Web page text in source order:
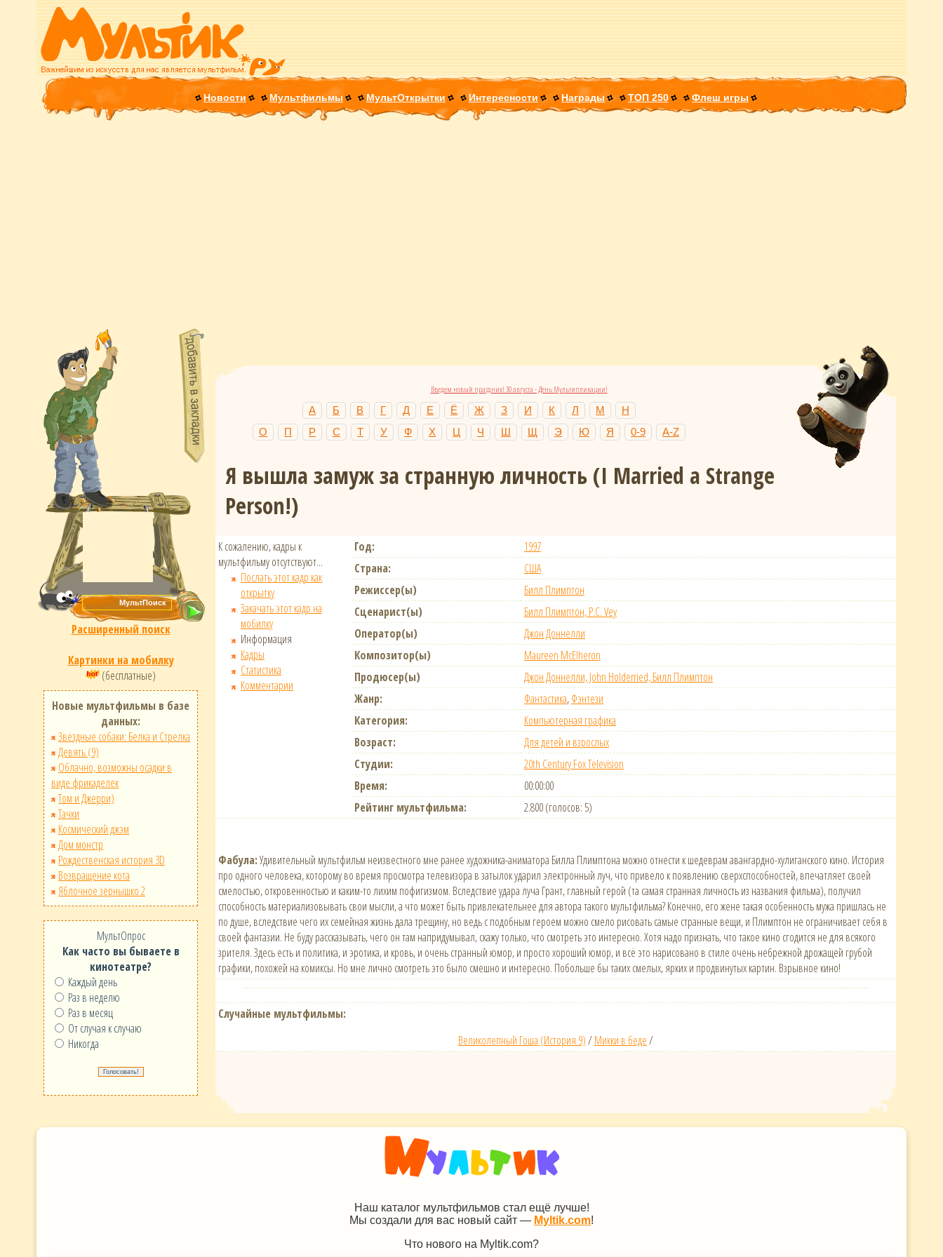
Новости Мультфильмы МультОткрытки Интересности Награды ТОП 250 Флеш игры
Расширенный поиск
Картинки на мобилку
(бесплатные)
Новые мультфильмы в базе
данных:
Звёздные собаки: Белка и Стрелка
Девять (9)
Облачно, возможны осадки в
виде фрикаделек
Том и Джерри)
Тачки
Космический джэм
Дом монстр
Рождественская история 3D
Возвращение кота
Яблочное зернышко 2
МультОпрос
Как часто вы бываете в
кинотеатре?
Каждый день
Раз в неделю
Раз в месяц
От случая к случаю
Никогда
Введем новый праздник! 30 августа - День Мультипликации!
А Б В Г Д Е Ё Ж З И К Л М
Н
О
П Р С Т У Ф Х Ц Ч Ш Щ Э Ю Я 0-9 A-Z
Я вышла замуж за странную личность (I Married a Strange
Person!)
К сожалению, кадры к
мультфильму отсутствуют...
Послать этот кадр как
открытку
Закачать этот кадр на
мобилку
Информация
Кадры
Статистика
Комментарии
Год:
1997
Страна:
США
Режиссер(ы)
Билл Плимптон
Сценарист(ы)
Билл Плимптон, P.C. Vey
Оператор(ы)
Джон Доннелли
Композитор(ы)
Maureen McElheron
Продюсер(ы)
Джон Доннелли, John Holderried, Билл Плимптон
Жанр:
Фантастика,Фэнтези
Категория:
Компьютерная графика
Возраст:
Для детей и взрослых
Студии:
20th Century Fox Television
Время:
00:00:00
Рейтинг мультфильма:
2.800 (голосов: 5)
Фабула:Удивительный мультфильм неизвестного мне ранее художника-аниматора Билла Плимптона можно отнести к шедеврам авангардно-хулиганского кино. История
про одного человека, которому во время просмотра телевизора в затылок ударил электронный луч, что привело к появлению сверхспособностей, впечатляет своей
смелостью, откровенностью и каким-то лихим пофигизмом. Вследствие удара луча Грант, главный герой (та самая странная личность из названия фильма), получил
способность материализовывать свои мысли, а что может быть привлекательнее для автора такого мультфильма? Конечно, его жене такая особенность мужа пришлась не
по душе, вследствие чего их семейная жизнь дала трещину, но ведь с подобным героем можно смело рисовать самые странные вещи, и Плимптон не ограничивает себя в
своей фантазии. Не буду рассказывать, чего он там напридумывал, скажу только, что смотреть это интересно. Хотя надо признать, что такое кино сгодится не для всякого
зрителя. Здесь есть и политика, и эротика, и кровь, и очень странный юмор, и просто хороший юмор, и всё это нарисовано в стиле очень небрежной дрожащей грубой
графики, похожей на комиксы. Но мне лично смотреть это было смешно и интересно. Побольше бы таких смелых, ярких и продвинутых картин. Взрывное кино!
Случайные мультфильмы:
Великолепный Гоша (История 9)/ Микки в беде/
Наш каталог мультфильмов стал ещё лучше!
Мы создали для вас новый сайт — Myltik.com!
Что нового на Myltik.com?